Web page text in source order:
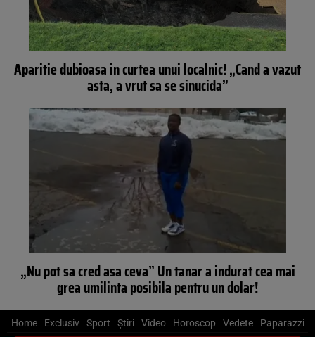
Aparitie dubioasa in curtea unui localnic! „Cand a vazut
asta, a vrut sa se sinucida”
„Nu pot sa cred asa ceva” Un tanar a indurat cea mai
grea umilinta posibila pentru un dolar!
Home Exclusiv Sport Știri Video Horoscop Vedete Paparazzi